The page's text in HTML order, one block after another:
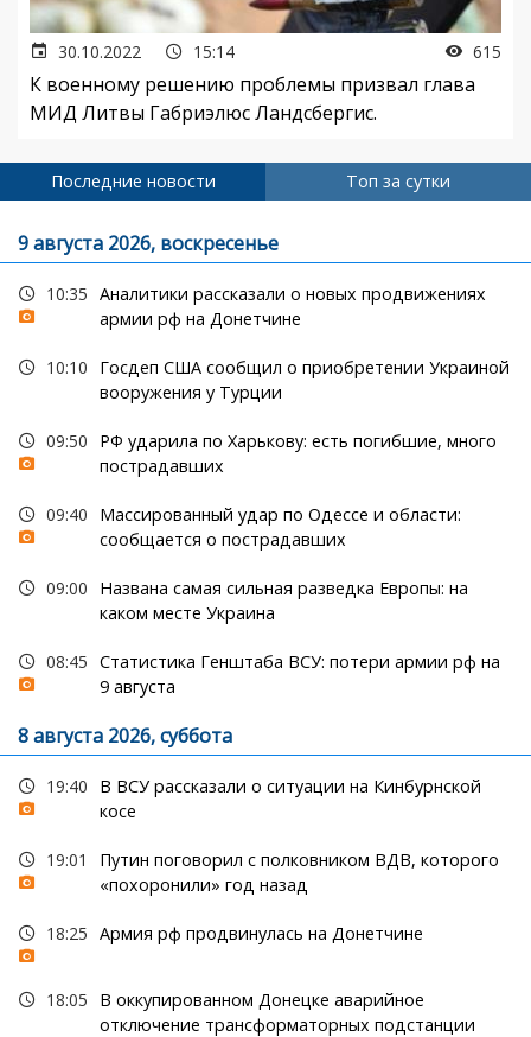
30.10.2022 15:14 615
К военному решению проблемы призвал глава
МИД Литвы Габриэлюс Ландсбергис.
Последние новости Топ за сутки
9 августа 2026, воскресенье
10:35 Аналитики рассказали о новых продвижениях
армии рф на Донетчине
10:10
Госдеп США сообщил о приобретении Украиной
вооружения у Турции
09:50
РФ ударила по Харькову: есть погибшие, много
пострадавших
09:40
Массированный удар по Одессе и области:
сообщается о пострадавших
09:00
Названа самая сильная разведка Европы: на
каком месте Украина
08:45 Статистика Генштаба ВСУ: потери армии рф на
9 августа
8 августа 2026, суббота
19:40
В ВСУ рассказали о ситуации на Кинбурнской
косе
19:01
Путин поговорил с полковником ВДВ, которого
«похоронили» год назад
18:25 Армия рф продвинулась на Донетчине
18:05
В оккупированном Донецке аварийное
отключение трансформаторных подстанции